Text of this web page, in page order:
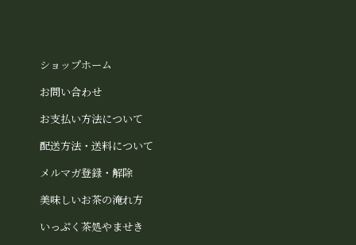
ショップホーム
お問い合わせ
お支払い方法について
配送方法・送料について
メルマガ登録・解除
美味しいお茶の淹れ方
いっぷく茶処やませき